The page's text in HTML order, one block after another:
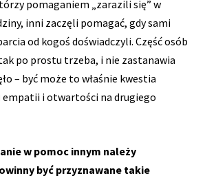
pomaganiem „zarazili się” w
inni zaczęli pomagać, gdy sami
od kogoś doświadczyli. Część osób
po prostu trzeba, i nie zastanawia
– być może to właśnie kwestia
i otwartości na drugiego
w pomoc innym należy
być przyznawane takie